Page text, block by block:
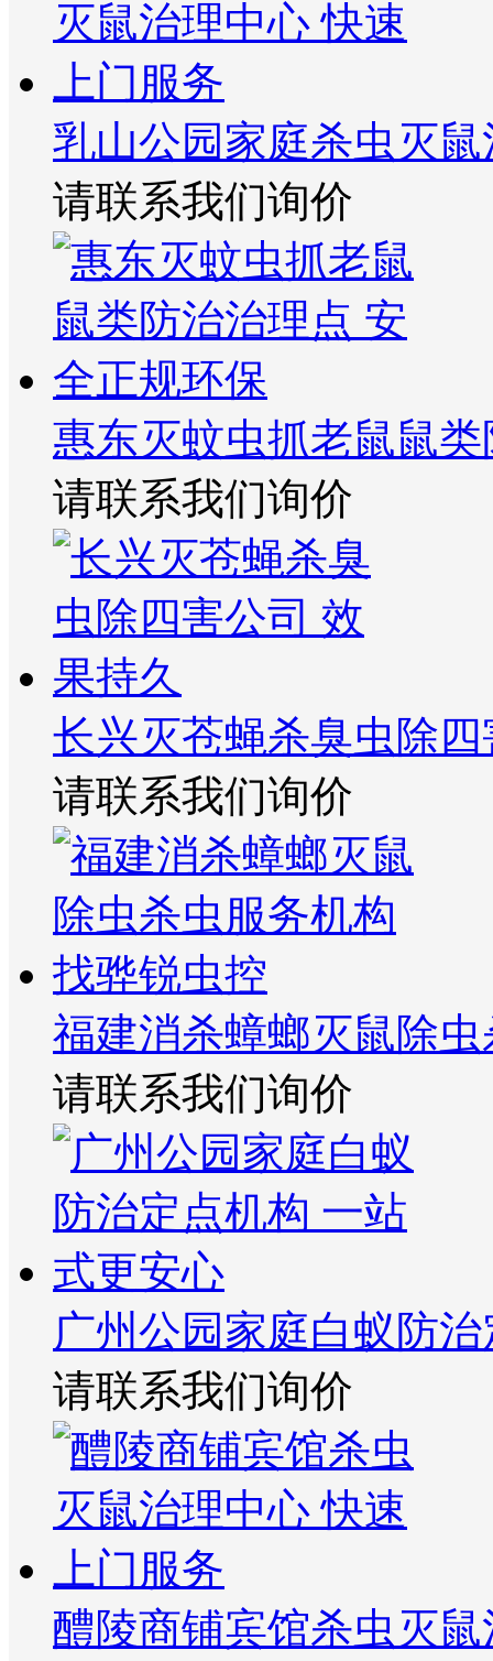
乳山公园家庭杀虫灭
请联系我们询价
惠东灭蚊虫抓老鼠鼠
请联系我们询价
长兴灭苍蝇杀臭虫除
请联系我们询价
福建消杀蟑螂灭鼠除
请联系我们询价
广州公园家庭白蚁防
请联系我们询价
醴陵商铺宾馆杀虫灭